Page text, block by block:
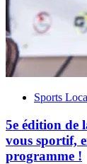
Sports
‎5e édition de
vous sportif,
programme !